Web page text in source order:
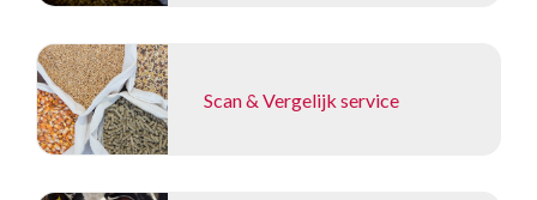
Scan & Vergelijk service